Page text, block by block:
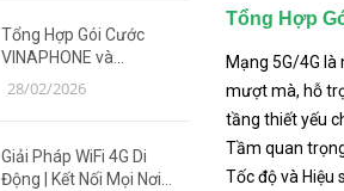
Tổng Hợp
Mạng 5G/4G là
mượt mà, hỗ
tầng thiết yếu
Tầm quan
Tốc độ và Hiệu
Tổng Hợp Gói Cước
VINAPHONE và
MOBIFONE Giá Ưu Đãi
28/02/2026
Giải Pháp WiFi 4G Di
Động | Kết Nối Mọi Nơi